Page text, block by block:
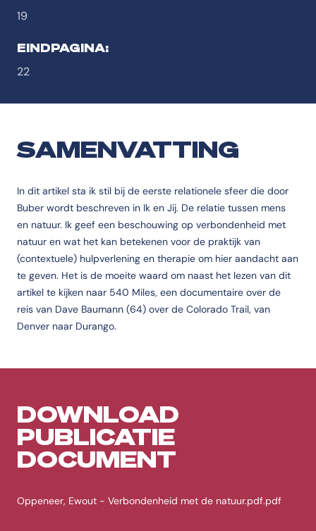
19
EINDPAGINA:
22
SAMENVATTING
In dit artikel sta ik stil bij de eerste relationele sfeer die door
Buber wordt beschreven in Ik en Jij. De relatie tussen mens
en natuur. Ik geef een beschouwing op verbondenheid met
natuur en wat het kan betekenen voor de praktijk van
(contextuele) hulpverlening en therapie om hier aandacht aan
te geven. Het is de moeite waard om naast het lezen van dit
artikel te kijken naar 540 Miles, een documentaire over de
reis van Dave Baumann (64) over de Colorado Trail, van
Denver naar Durango.
DOWNLOAD
PUBLICATIE
DOCUMENT
Oppeneer, Ewout - Verbondenheid met de natuur.pdf.pdf